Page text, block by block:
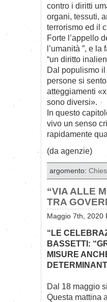
contro i diritti
organi, tessuti,
terrorismo ed il
Forte l’appello
l’umanità ”, e
“un diritto
Dal populismo
persone si
atteggiamenti
sono diversi».
In questo
vivo un senso
rapidamente
(da agenzie)
argomento:
“VIA ALLE
TRA
Maggio 7th, 2020
“LE
BASSETTI:
MISURE
Dal 18 maggio
Questa mattina